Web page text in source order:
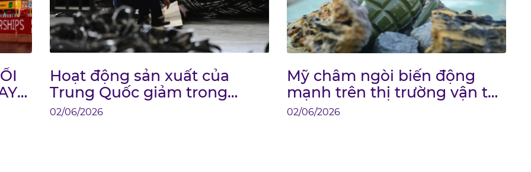
Hoạt động sản xuất của
Trung Quốc giảm trong
tháng 5 do đà tăng trưởng
02/06/2026
Mỹ châm ngòi biến động
mạnh trên thị trường vận tải
biển
02/06/2026